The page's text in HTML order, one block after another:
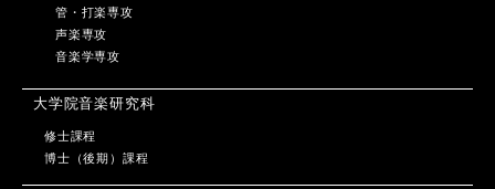
管・打楽専攻
声楽専攻
音楽学専攻
大学院音楽研究科
修士課程
博士（後期）課程